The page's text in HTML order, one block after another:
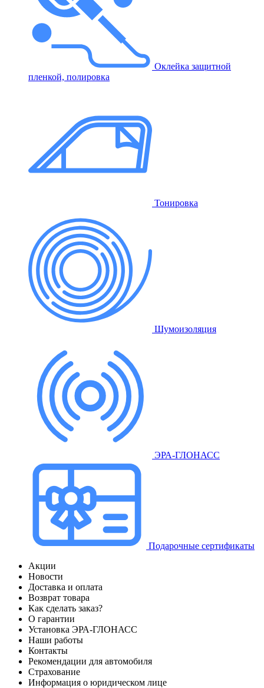
Оклейка защитной
пленкой, полировка
Тонировка
Шумоизоляция
ЭРА-ГЛОНАСС
Подарочные сертификаты
Акции
Новости
Доставка и оплата
Возврат товара
Как сделать заказ?
О гарантии
Установка ЭРА-ГЛОНАСС
Наши работы
Контакты
Рекомендации для автомобиля
Страхование
Информация о юридическом лице